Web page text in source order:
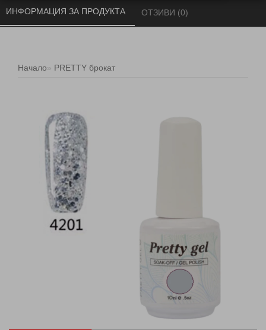
Начало PRETTY брокат
ИНФОРМАЦИЯ ЗА ПРОДУКТА ОТЗИВИ (0)